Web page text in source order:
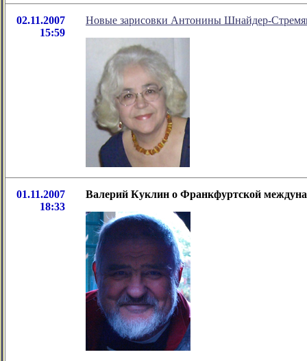
02.11.2007
15:59
Новые зарисовки Антонины Шнайдер-
01.11.2007
18:33
Валерий Куклин o Франкфуртской